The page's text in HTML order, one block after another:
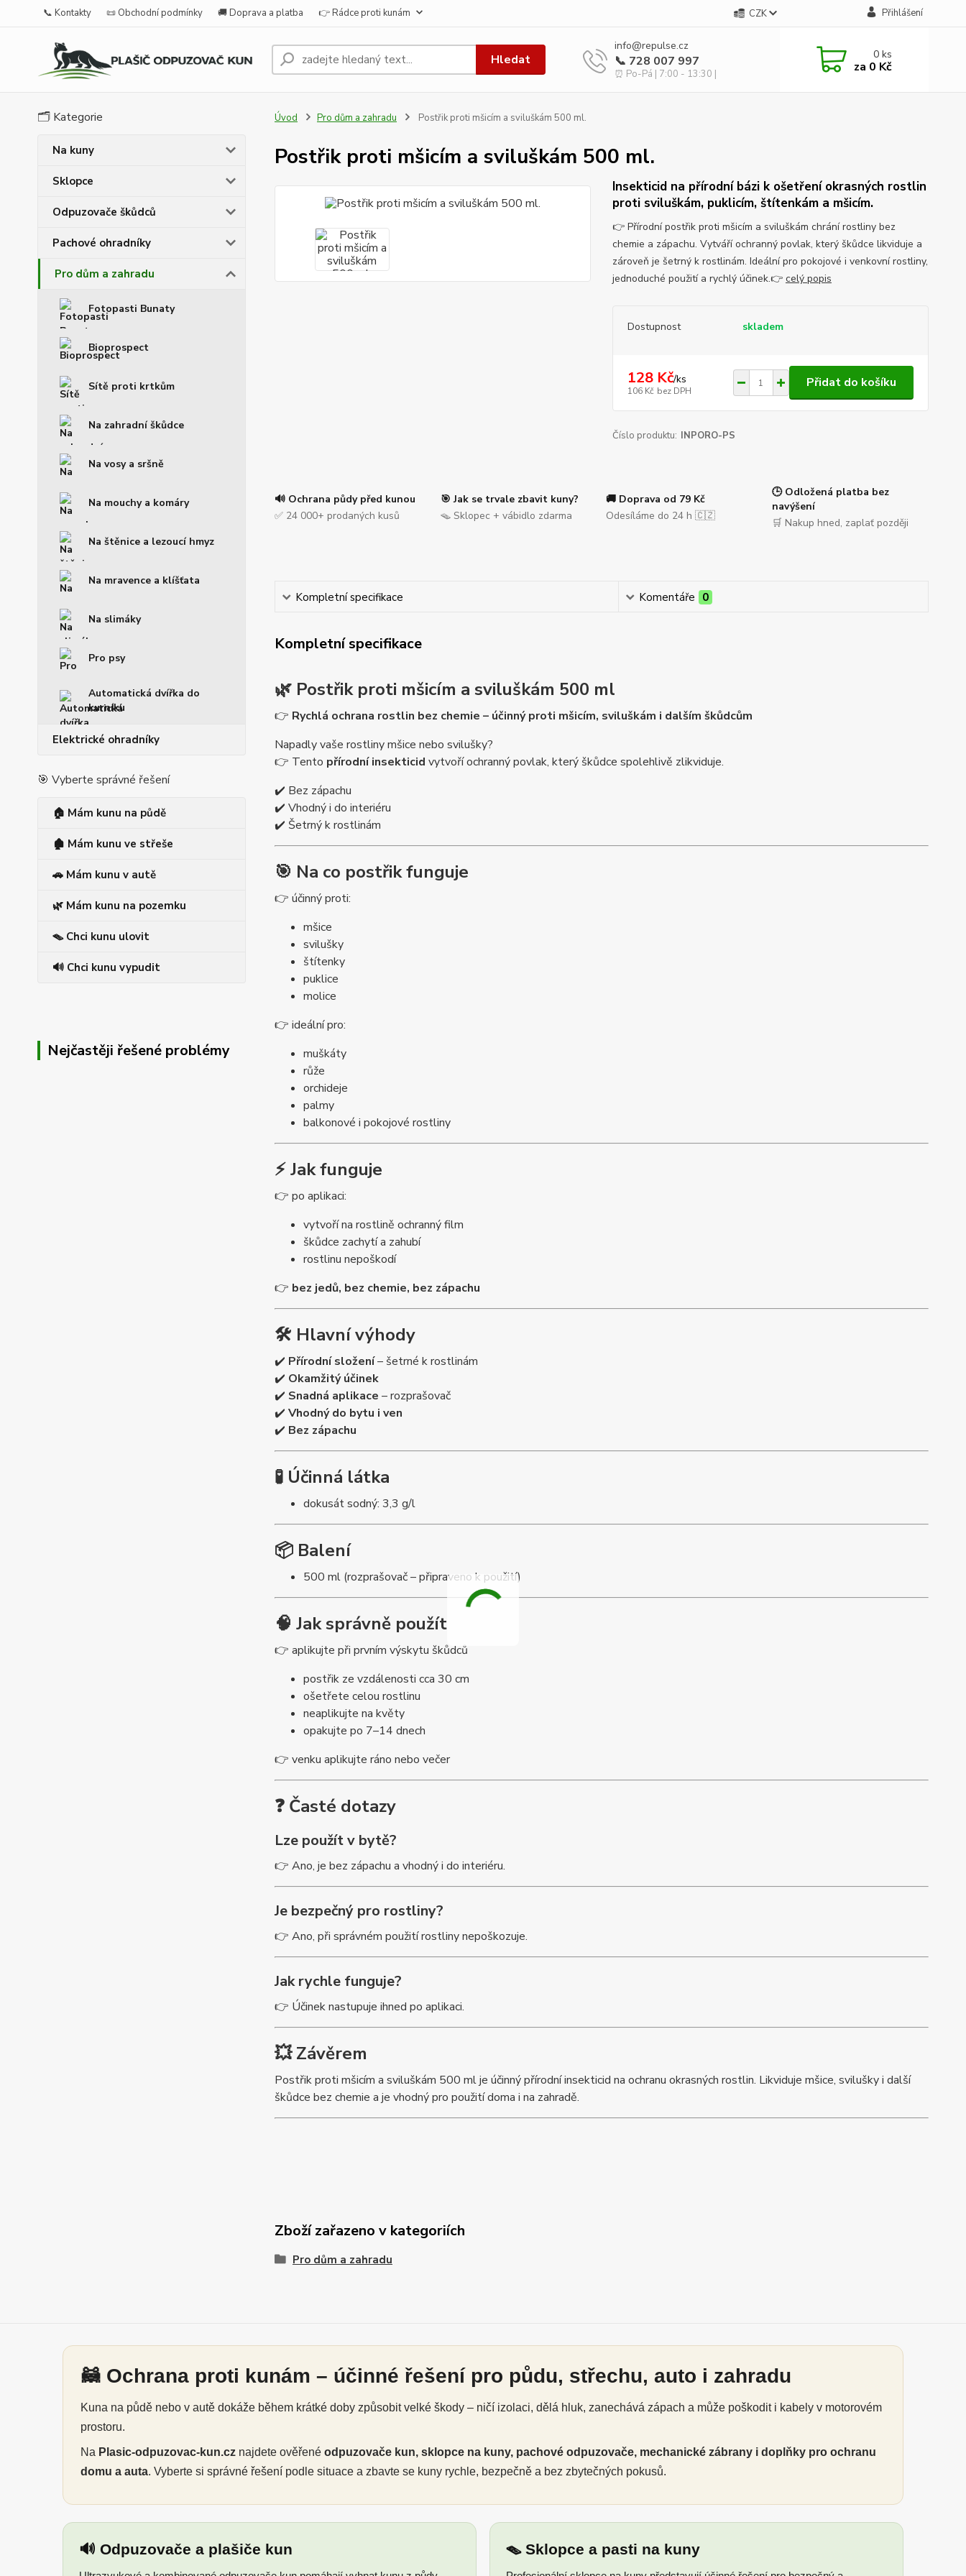
📞 Kontakty 📜 Obchodní podmínky 🚚 Doprava a platba 👉 Rádce proti kunám CZK Přihlášení
Hledat
info@repulse.cz
📞 728 007 997
⏰ Po-Pá | 7:00 - 13:30 |
0ks
za 0 Kč
🗂️ Kategorie
Na kuny
Sklopce
Odpuzovače škůdců
Pachové ohradníky
Pro dům a zahradu
Fotopasti Bunaty
Bioprospect
Sítě proti krtkům
Na zahradní škůdce
Na vosy a sršně
Na mouchy a komáry
Na štěnice a lezoucí hmyz
Na mravence a klíšťata
Na slimáky
Pro psy
Automatická dvířka do
kurníku
Elektrické ohradníky
🎯 Vyberte správné řešení
🏠 Mám kunu na půdě
🏚️ Mám kunu ve střeše
🚗 Mám kunu v autě
🌿 Mám kunu na pozemku
🪤 Chci kunu ulovit
🔊 Chci kunu vypudit
Nejčastěji řešené problémy
Úvod Pro dům a zahradu Postřik proti mšicím a sviluškám 500 ml.
Postřik proti mšicím a sviluškám 500 ml.
Insekticid na přírodní bázi k ošetření okrasných rostlin
proti sviluškám, puklicím, štítenkám a mšicím.
👉 Přírodní postřik proti mšicím a sviluškám chrání rostliny bez
chemie a zápachu. Vytváří ochranný povlak, který škůdce likviduje a
zároveň je šetrný k rostlinám. Ideální pro pokojové i venkovní rostliny,
jednoduché použití a rychlý účinek.👉 celý popis
Dostupnost skladem
128 Kč/ks
106 Kč bez DPH
Přidat do košíku
Číslo produktu: INPORO-PS
🔊 Ochrana půdy před kunou
✅ 24 000+ prodaných kusů
🎯 Jak se trvale zbavit kuny?
🪤 Sklopec + vábidlo zdarma
🚚 Doprava od 79 Kč
Odesíláme do 24 h 🇨🇿
🕒 Odložená platba bez
navýšení
🛒 Nakup hned, zaplať později
Kompletní specifikace Komentáře 0
Kompletní specifikace
🌿 Postřik proti mšicím a sviluškám 500 ml
👉 Rychlá ochrana rostlin bez chemie – účinný proti mšicím, sviluškám i dalším škůdcům
Napadly vaše rostliny mšice nebo svilušky?
👉 Tento přírodní insekticid vytvoří ochranný povlak, který škůdce spolehlivě zlikviduje.
✔️ Bez zápachu
✔️ Vhodný i do interiéru
✔️ Šetrný k rostlinám
🎯 Na co postřik funguje
👉 účinný proti:
mšice
svilušky
štítenky
puklice
molice
👉 ideální pro:
muškáty
růže
orchideje
palmy
balkonové i pokojové rostliny
⚡ Jak funguje
👉 po aplikaci:
vytvoří na rostlině ochranný film
škůdce zachytí a zahubí
rostlinu nepoškodí
👉 bez jedů, bez chemie, bez zápachu
🛠️ Hlavní výhody
✔️ Přírodní složení– šetrné k rostlinám
✔️ Okamžitý účinek
✔️ Snadná aplikace – rozprašovač
✔️ Vhodný do bytu i ven
✔️ Bez zápachu
🧪 Účinná látka
dokusát sodný: 3,3 g/l
📦 Balení
500 ml (rozprašovač – připraveno k použití)
🧠 Jak správně použít
👉 aplikujte při prvním výskytu škůdců
postřik ze vzdálenosti cca 30 cm
ošetřete celou rostlinu
neaplikujte na květy
opakujte po 7–14 dnech
👉 venku aplikujte ráno nebo večer
❓ Časté dotazy
Lze použít v bytě?
👉 Ano, je bez zápachu a vhodný i do interiéru.
Je bezpečný pro rostliny?
👉 Ano, při správném použití rostliny nepoškozuje.
Jak rychle funguje?
👉 Účinek nastupuje ihned po aplikaci.
💥 Závěrem
Postřik proti mšicím a sviluškám 500 ml je účinný přírodní insekticid na ochranu okrasných rostlin. Likviduje mšice, svilušky i další
škůdce bez chemie a je vhodný pro použití doma i na zahradě.
Zboží zařazeno v kategoriích
Pro dům a zahradu
🦝 Ochrana proti kunám – účinné řešení pro půdu, střechu, auto i zahradu
Kuna na půdě nebo v autě dokáže během krátké doby způsobit velké škody – ničí izolaci, dělá hluk, zanechává zápach a může poškodit i kabely v motorovém
prostoru.
Na Plasic-odpuzovac-kun.cz najdete ověřené odpuzovače kun, sklopce na kuny, pachové odpuzovače, mechanické zábrany i doplňky pro ochranu
domu a auta. Vyberte si správné řešení podle situace a zbavte se kuny rychle, bezpečně a bez zbytečných pokusů.
🔊 Odpuzovače a plašiče kun 🪤 Sklopce a pasti na kuny